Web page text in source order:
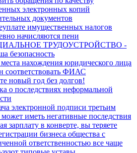
электронных копий
документов
имущественных налогов
начисляются пени
ТРУДОУСТРОЙСТВО -
безопасность
нахождения юридического лица
соответствовать ФИАС
новый год без долгов!
о последствиях неформальной
электронной подписи третьим
иметь негативные последствия
зарплату в конверте, вы теряете
бизнеса общества с
ответственностью все чаще